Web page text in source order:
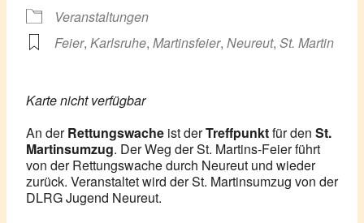
Veranstaltungen
Feier, Karlsruhe, Martinsfeier, Neureut, St. Martin
Karte nicht verfügbar
An derRettungswache ist derTreffpunktfür den St.
Martinsumzug. Der Weg der St. Martins-Feier führt
von der Rettungswache durch Neureut und wieder
zurück. Veranstaltet wird der St. Martinsumzug von der
DLRG Jugend Neureut.